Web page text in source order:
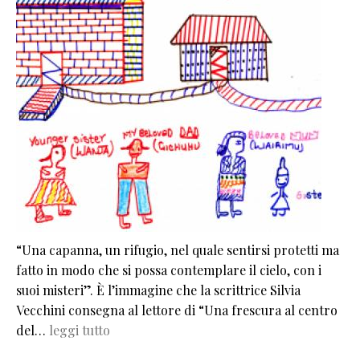
“Una capanna, un rifugio, nel quale sentirsi protetti ma
fatto in modo che si possa contemplare il cielo, con i
suoi misteri”. È l’immagine che la scrittrice Silvia
Vecchini consegna al lettore di “Una frescura al centro
del… leggi tutto